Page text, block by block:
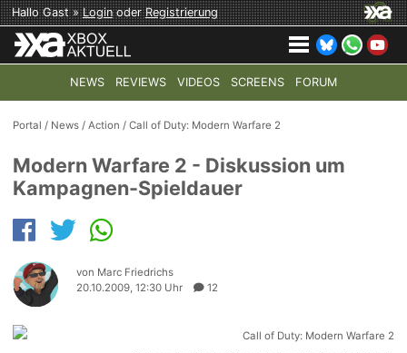
Hallo Gast »LoginoderRegistrierung
NEWS REVIEWS VIDEOS SCREENS FORUM
TOP-THEMEN: COD: MODERN WARFARE 4 HALO:
Portal / News /Action /Call of Duty: Modern Warfare 2
Modern Warfare 2 - Diskussion um
Kampagnen-Spieldauer
von Marc Friedrichs
20.10.2009, 12:30 Uhr
12